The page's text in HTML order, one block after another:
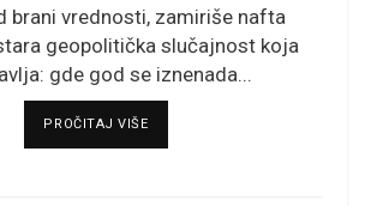
brani vrednosti, zamiriše nafta
geopolitička slučajnost koja
gde god se iznenada...
PROČITAJ VIŠEDETAILS